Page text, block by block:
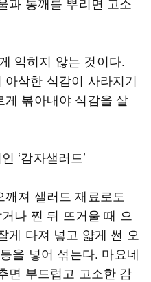
익히지 않는 것이다.
삭한 식감이 사라지기
볶아내야 식감을 살
‘감자샐러드’
져 샐러드 재료로도
나 찐 뒤 뜨거울 때 으
게 다져 넣고 얇게 썬 오
을 넣어 섞는다. 마요네
면 부드럽고 고소한 감